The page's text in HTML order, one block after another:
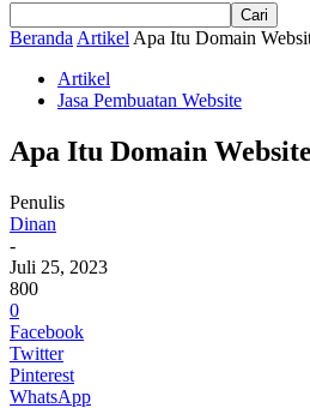
Beranda Artikel Apa Itu Domain
Artikel
Jasa Pembuatan Website
Apa Itu Domain Website
Penulis
Dinan
-
Juli 25, 2023
800
0
Facebook
Twitter
Pinterest
WhatsApp